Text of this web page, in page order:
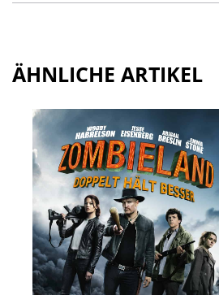
ÄHNLICHE ARTIKEL